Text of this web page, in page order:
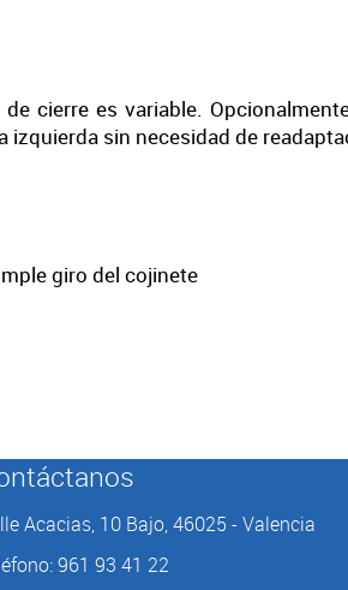
cierre es variable.
izquierda sin necesidad de
giro del cojinete
Acacias, 10 Bajo, 46025 - Valencia
961 93 41 22